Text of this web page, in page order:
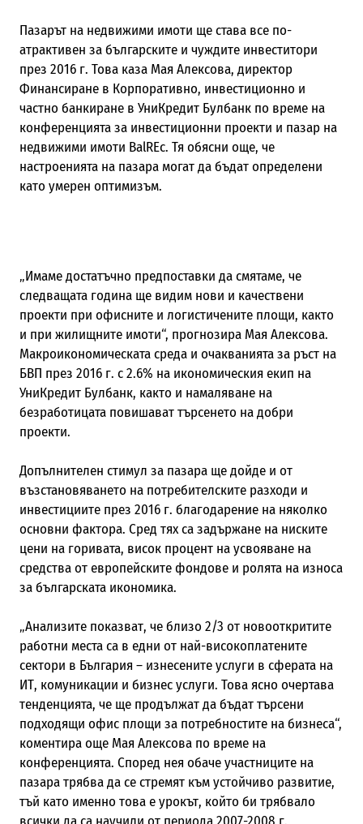
Пазарът на недвижими имоти ще става все по-
атрактивен за българските и чуждите инвеститори
през 2016 г. Това каза Мая Алексова, директор
Финансиране в Корпоративно, инвестиционно и
частно банкиране в УниКредит Булбанк по време на
конференцията за инвестиционни проекти и пазар на
недвижими имоти BalREc. Тя обясни още, че
настроенията на пазара могат да бъдат определени
като умерен оптимизъм.
„Имаме достатъчно предпоставки да смятаме, че
следващата година ще видим нови и качествени
проекти при офисните и логистичените площи, както
и при жилищните имоти“, прогнозира Мая Алексова.
Макроикономическата среда и очакванията за ръст на
БВП през 2016 г. с 2.6% на икономическия екип на
УниКредит Булбанк, както и намаляване на
безработицата повишават търсенето на добри
проекти.
Допълнителен стимул за пазара ще дойде и от
възстановяването на потребителските разходи и
инвестициите през 2016 г. благодарение на няколко
основни фактора. Сред тях са задържане на ниските
цени на горивата, висок процент на усвояване на
средства от европейските фондове и ролята на износа
за българската икономика.
„Анализите показват, че близо 2/3 от новооткритите
работни места са в едни от най-високоплатените
сектори в България – изнесените услуги в сферата на
ИТ, комуникации и бизнес услуги. Това ясно очертава
тенденцията, че ще продължат да бъдат търсени
подходящи офис площи за потребностите на бизнеса“,
коментира още Мая Алексова по време на
конференцията. Според нея обаче участниците на
пазара трябва да се стремят към устойчиво развитие,
тъй като именно това е урокът, който би трябвало